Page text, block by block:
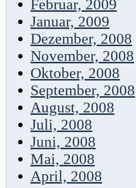
Februar, 2009
Januar, 2009
Dezember, 2008
November, 2008
Oktober, 2008
September, 2008
August, 2008
Juli, 2008
Juni, 2008
Mai, 2008
April, 2008